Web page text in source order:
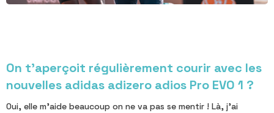
On t'aperçoit régulièrement courir avec les
nouvelles adidas adizero adios Pro EVO 1 ?
Oui, elle m'aide beaucoup on ne va pas se mentir ! Là, j'ai